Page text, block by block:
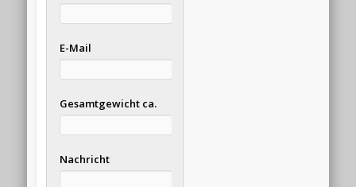
E-Mail
Gesamtgewicht ca.
Nachricht